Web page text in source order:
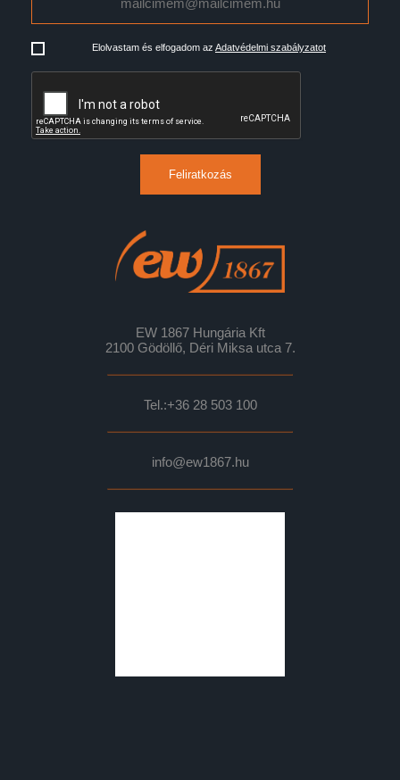
Elolvastam és elfogadom az Adatvédelmi szabályzatot
Feliratkozás
EW 1867 Hungária Kft
2100 Gödöllő, Déri Miksa utca 7.
Tel.:+36 28 503 100
info@ew1867.hu